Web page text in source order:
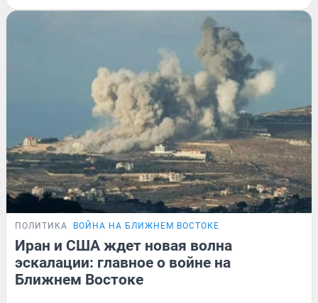
ПОЛИТИКА ВОЙНА НА БЛИЖНЕМ ВОСТОКЕ
Иран и США ждет новая волна
эскалации: главное о войне на
Ближнем Востоке